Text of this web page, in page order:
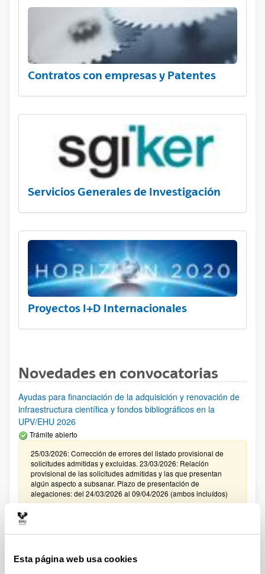
Esta página web usa cookies
Contratos con empresas y Patentes
Servicios Generales de Investigación
Proyectos I+D Internacionales
Novedades en convocatorias
Ayudas para financiación de la adquisición y renovación de
infraestructura científica y fondos bibliográficos en la
UPV/EHU 2026
Trámite abierto
25/03/2026: Corrección de errores del listado provisional de
solicitudes admitidas y excluidas. 23/03/2026: Relación
provisional de las solicitudes admitidas y las que presentan
algún aspecto a subsanar. Plazo de presentación de
alegaciones: del 24/03/2026 al 09/04/2026 (ambos incluídos)
Convocatoria de ayudas para el fomento de la cultura
científica, tecnológica y de la innovación (FECYT) 2026
Plazo interno para envío documentación: propuestas